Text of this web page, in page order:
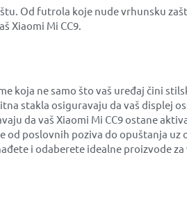
Od futrola koje nude vrhunsku
Xiaomi Mi CC9.
koja ne samo što vaš uređaj čini
stakla osiguravaju da vaš
da vaš Xiaomi Mi CC9 ostane
poslovnih poziva do opuštanja
i odaberete idealne proizvode za